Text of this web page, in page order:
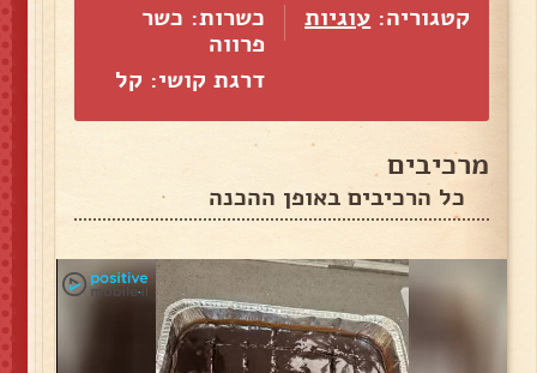
קטגוריה: עוגיות
כשרות: כשר
פרווה
דרגת קושי: קל
מרכיבים
כל הרכיבים באופן ההכנה